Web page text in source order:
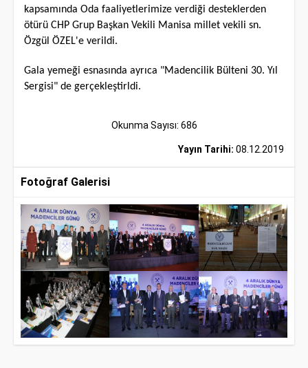
kapsamında Oda faaliyetlerimize verdiği desteklerden
ötürü CHP Grup Başkan Vekili Manisa millet vekili sn.
Özgül ÖZEL'e verildi.
Gala yemeği esnasında ayrıca "Madencilik Bülteni 30. Yıl
Sergisi" de gerçekleştirldi.
Okunma Sayısı: 686
Yayın Tarihi: 08.12.2019
Fotoğraf Galerisi